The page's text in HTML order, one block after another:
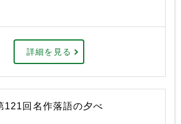
詳細を見る
121回名作落語の夕べ